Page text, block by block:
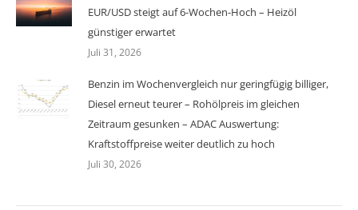
EUR/USD steigt auf 6-Wochen-Hoch – Heizöl
günstiger erwartet
Juli 31, 2026
Benzin im Wochenvergleich nur geringfügig billiger,
Diesel erneut teurer – Rohölpreis im gleichen
Zeitraum gesunken – ADAC Auswertung:
Kraftstoffpreise weiter deutlich zu hoch
Juli 30, 2026